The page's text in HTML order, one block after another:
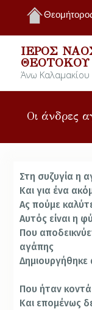
ΙΕΡΌΣ
ΘΕΟΤΌΚΟΥ
Άνω
Οι άνδρες
Στη συζυγία η
Και για ένα
Ας πούμε
Αυτός είναι η
Που
αγάπης
Που ήταν
Και επομένως